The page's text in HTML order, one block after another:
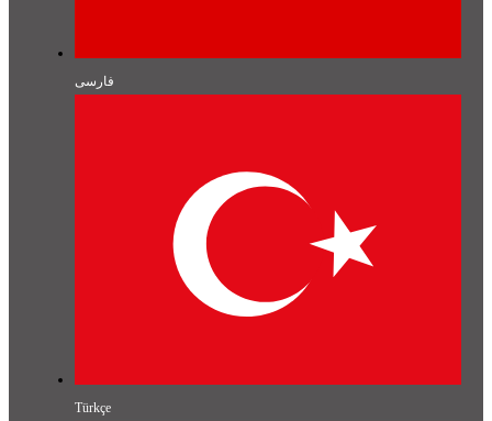
فارسی
Türkçe